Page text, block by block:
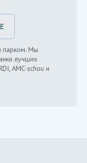
парком. Мы
лучших
AMC-schou и